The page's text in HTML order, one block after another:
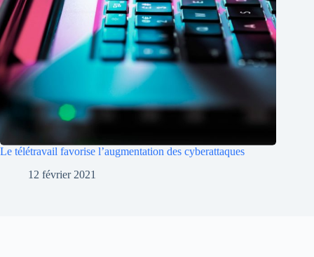
Le télétravail favorise l’augmentation des cyberattaques
12 février 2021